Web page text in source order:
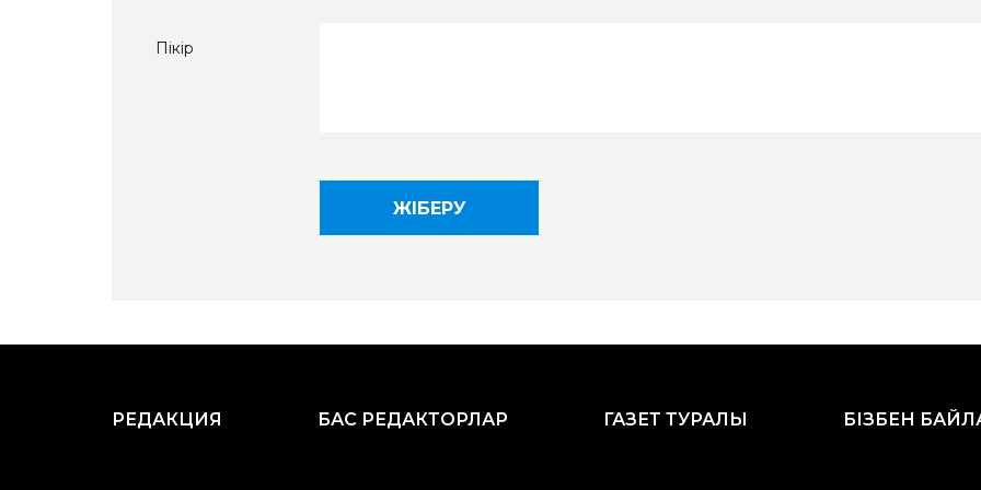
Пікір
РЕДАКЦИЯ БАС РЕДАКТОРЛАР ГАЗЕТ ТУРАЛЫ БІЗБЕН